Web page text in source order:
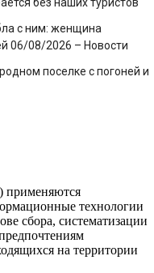
с ним: женщина
06/08/2026 – Новости
поселке с погоней и
применяются
технологии
сбора, систематизации
на территории